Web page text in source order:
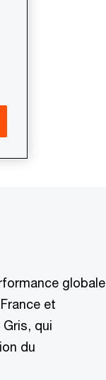
globale
et
qui
du